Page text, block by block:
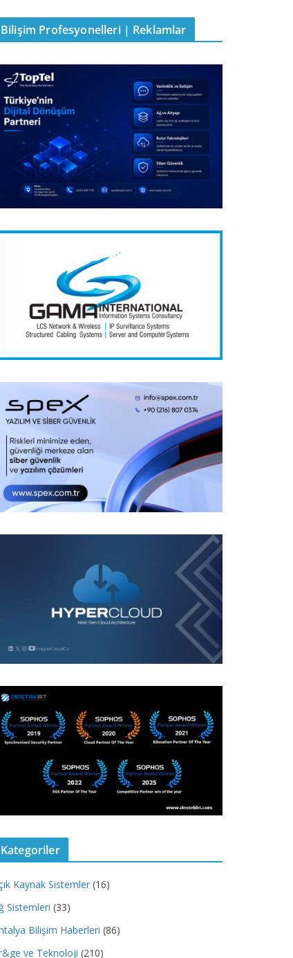
Bilişim Profesyonelleri | Reklamlar
Kategoriler
Kaynak Sistemler (16)
Sistemleri (33)
Bilişim Haberleri (86)
ve Teknoloji (210)